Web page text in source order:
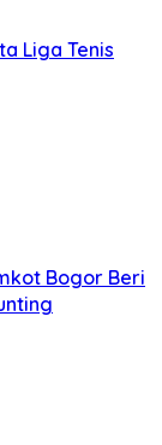
Liga Tenis
Bogor Beri